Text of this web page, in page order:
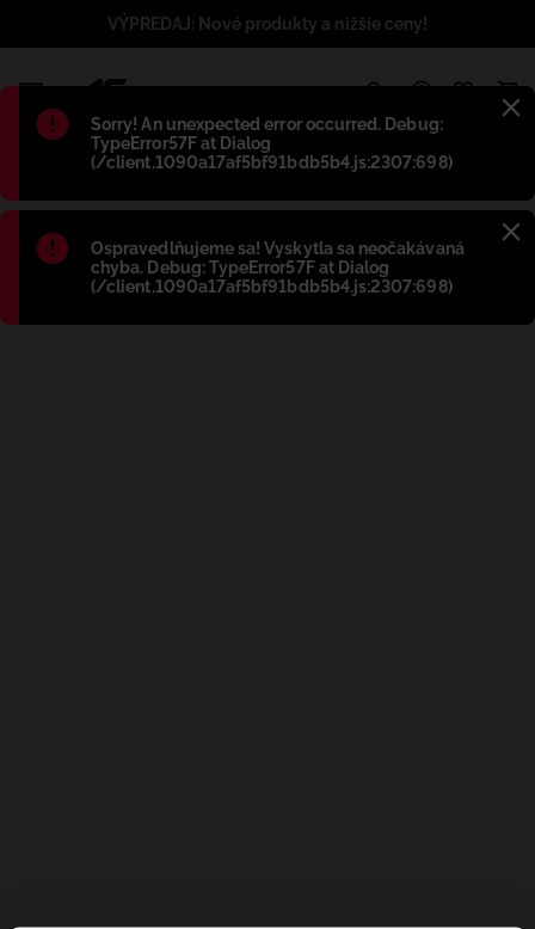
Błąd:
Sorry! An unexpected error occurred. Debug:
TypeError57F at Dialog
(/client.1090a17af5bf91bdb5b4.js:2307:698)
Błąd:
Ospravedlňujeme sa! Vyskytla sa neočakávaná
chyba. Debug: TypeError57F at Dialog
(/client.1090a17af5bf91bdb5b4.js:2307:698)
VÝPREDAJ: Nové produkty a nižšie ceny!